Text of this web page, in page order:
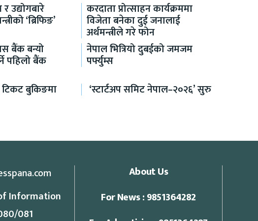
उद्योगबारे
‘ब्रिफिङ’
करदाता प्रोत्साहन कार्यक्रममा
विजेता बनेका दुई जनालाई
अर्थमन्त्रीले गरे फोन
बैंक बन्यो
पहिलो बैंक
नेपाल भित्रियो दुबईको जमजम
पर्फ्युम्स
टिकट बुकिङमा ‘स्टार्टअप समिट नेपाल–२०२६’ सुरु
Information
081
About Us
For News : 9851364282